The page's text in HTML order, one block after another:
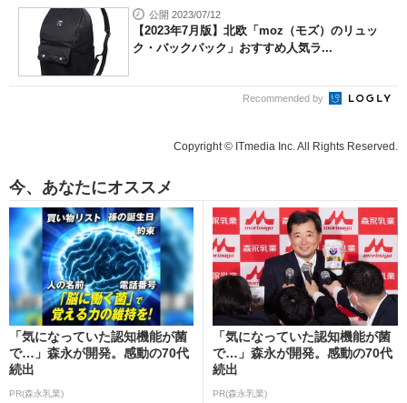
公開 2023/07/12
【2023年7月版】北欧「moz（モズ）のリュッ
ク・バックパック」おすすめ人気ラ...
Recommended by
Copyright © ITmedia Inc. All Rights Reserved.
今、あなたにオススメ
「気になっていた認知機能が菌
で…」森永が開発。感動の70代
続出
PR(森永乳業)
「気になっていた認知機能が菌
で…」森永が開発。感動の70代
続出
PR(森永乳業)